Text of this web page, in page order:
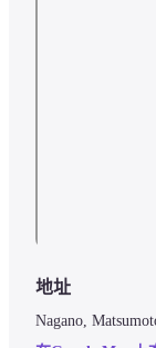
地址
Nagano,